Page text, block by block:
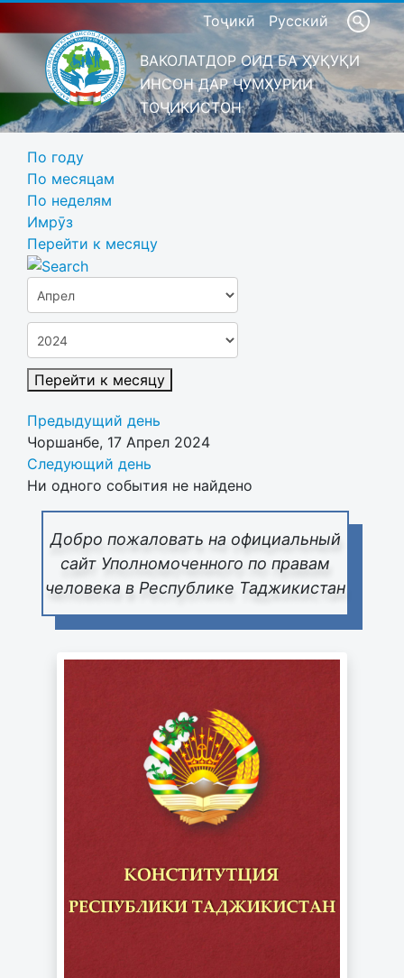
Тоҷикӣ Русский
ВАКОЛАТДОР ОИД БА ҲУҚУҚИ
ИНСОН ДАР ҶУМҲУРИИ
ТОҶИКИСТОН
Добро пожаловать на официальный
сайт Уполномоченного по правам
человека в Республике Таджикистан
По году
По месяцам
По неделям
Имрӯз
Перейти к месяцу
Перейти к месяцу
Предыдущий день
Чоршанбе, 17 Апрел 2024
Следующий день
Ни одного события не найдено